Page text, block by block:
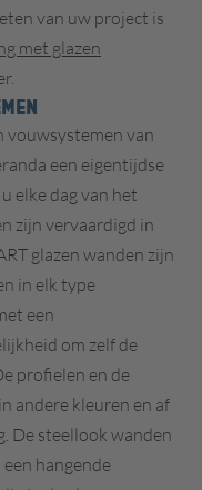
van uw project is
met glazen
vouwsystemen van
een eigentijdse
elke dag van het
zijn vervaardigd in
glazen wanden zijn
in elk type
een
om zelf de
profielen en de
andere kleuren en af
De steellook wanden
hangende